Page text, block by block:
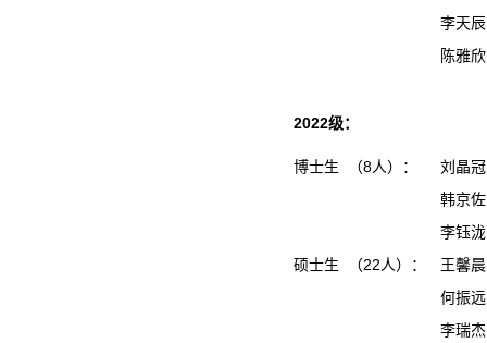
李天
陈雅
2022级：
博士生 （8人）：
刘晶冠
韩京佐
李钰泷
硕士生 （22人）：
王馨
何振
李瑞